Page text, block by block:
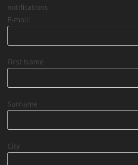
notifications
E-mail:
First Name
Surname
City